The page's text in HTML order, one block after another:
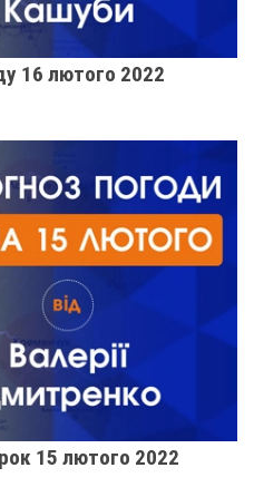
16 лютого 2022
15 лютого 2022